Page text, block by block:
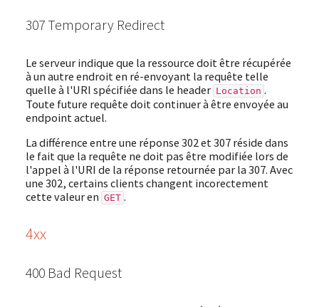
307 Temporary Redirect
Le serveur indique que la ressource doit être récupérée
à un autre endroit en ré-envoyant la requête telle
quelle à l'URI spécifiée dans le header Location .
Toute future requête doit continuer à être envoyée au
endpoint actuel.
La différence entre une réponse 302 et 307 réside dans
le fait que la requête ne doit pas être modifiée lors de
l'appel à l'URI de la réponse retournée par la 307. Avec
une 302, certains clients changent incorectement
cette valeur en GET .
4xx
400 Bad Request